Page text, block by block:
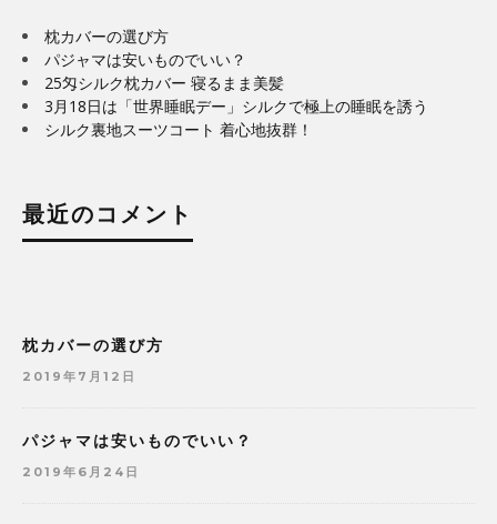
枕カバーの選び方
パジャマは安いものでいい？
25匁シルク枕カバー 寝るまま美髪
3月18日は「世界睡眠デー」シルクで極上の睡眠を誘う
シルク裏地スーツコート 着心地抜群！
最近のコメント
枕カバーの選び方
2019年7月12日
パジャマは安いものでいい？
2019年6月24日